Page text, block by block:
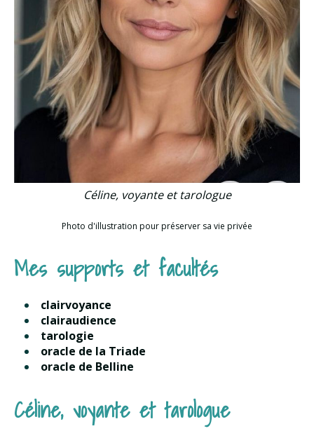
Céline, voyante et tarologue
Photo d'illustration pour préserver sa vie privée
Mes supports et facultés
clairvoyance
clairaudience
tarologie
oracle de la Triade
oracle de Belline
Céline, voyante et tarologue